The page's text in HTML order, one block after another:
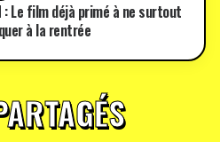
: Le film déjà primé à ne surtout
à la rentrée